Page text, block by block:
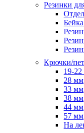
Резинки
Крючки/
19-
28 мм
33 мм
38 мм
44 мм
57 мм
На